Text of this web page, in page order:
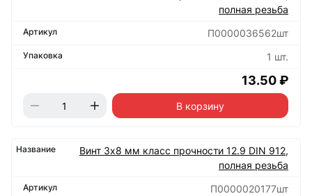
полная резьба
П0000036562шт
1 шт.
13.50 ₽
В корзину
Винт 3х8 мм класс прочности 12.9 DIN 912,
полная резьба
П0000020177шт